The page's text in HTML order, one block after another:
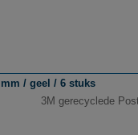
/ geel / 6 stuks
3M gerecyclede